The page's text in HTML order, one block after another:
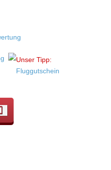
Unser Tipp:
Fluggutschein